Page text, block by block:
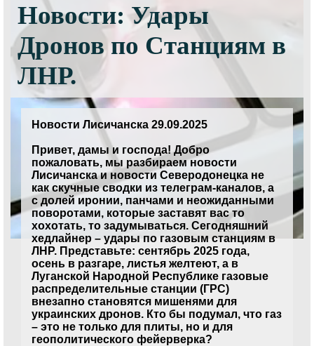
Новости: Удары
Дронов по Станциям в
ЛНР.
Новости Лисичанска 29.09.2025
Привет, дамы и господа! Добро
пожаловать, мы разбираем новости
Лисичанска и новости Северодонецка не
как скучные сводки из телеграм-каналов, а
с долей иронии, панчами и неожиданными
поворотами, которые заставят вас то
хохотать, то задумываться. Сегодняшний
хедлайнер – удары по газовым станциям в
ЛНР. Представьте: сентябрь 2025 года,
осень в разгаре, листья желтеют, а в
Луганской Народной Республике газовые
распределительные станции (ГРС)
внезапно становятся мишенями для
украинских дронов. Кто бы подумал, что газ
– это не только для плиты, но и для
геополитического фейерверка?